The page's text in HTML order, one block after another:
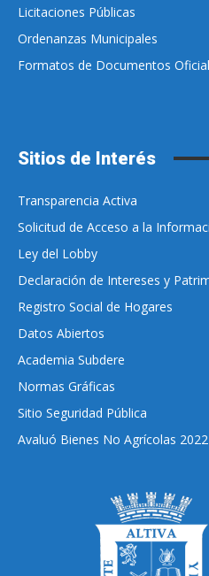
Licitaciones Públicas
Ordenanzas Municipales
Formatos de Documentos
Sitios de Interés
Transparencia Activa
Solicitud de Acceso a la
Ley del Lobby
Declaración de Intereses y
Registro Social de Hogares
Datos Abiertos
Academia Subdere
Normas Gráficas
Sitio Seguridad Pública
Avaluó Bienes No Agrícolas 2022